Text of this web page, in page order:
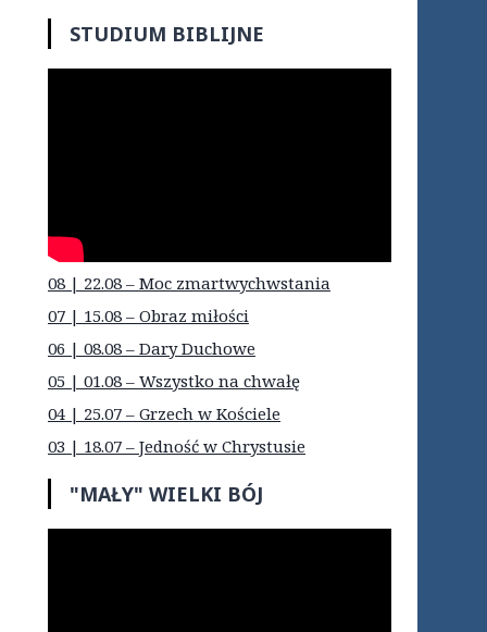
STUDIUM BIBLIJNE
08 | 22.08 – Moc zmartwychwstania
07 | 15.08 – Obraz miłości
06 | 08.08 – Dary Duchowe
05 | 01.08 – Wszystko na chwałę
04 | 25.07 – Grzech w Kościele
03 | 18.07 – Jedność w Chrystusie
"MAŁY" WIELKI BÓJ